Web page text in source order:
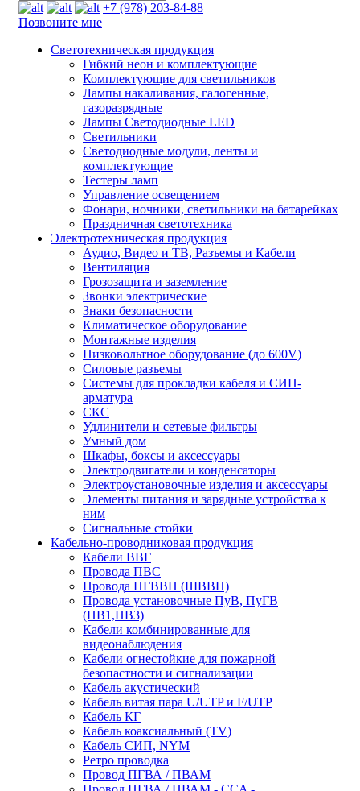
+7 (978) 203-84-88
Позвоните мне
Светотехническая продукция
Гибкий неон и комплектующие
Комплектующие для светильников
Лампы накаливания, галогенные,
газоразрядные
Лампы Светодиодные LED
Светильники
Светодиодные модули, ленты и
комплектующие
Тестеры ламп
Управление освещением
Фонари, ночники, светильники на батарейках
Праздничная светотехника
Электротехническая продукция
Аудио, Видео и ТВ, Разъемы и Кабели
Вентиляция
Грозозащита и заземление
Звонки электрические
Знаки безопасности
Климатическое оборудование
Монтажные изделия
Низковольтное оборудование (до 600V)
Силовые разъемы
Системы для прокладки кабеля и СИП-
арматура
СКС
Удлинители и сетевые фильтры
Умный дом
Шкафы, боксы и аксессуары
Электродвигатели и конденсаторы
Электроустановочные изделия и аксессуары
Элементы питания и зарядные устройства к
ним
Сигнальные стойки
Кабельно-проводниковая продукция
Кабели ВВГ
Провода ПВС
Провода ПГВВП (ШВВП)
Провода установочные ПуВ, ПуГВ
(ПВ1,ПВ3)
Кабели комбинированные для
видеонаблюдения
Кабели огнестойкие для пожарной
безопастности и сигнализации
Кабель акустический
Кабель витая пара U/UTP и F/UTP
Кабель КГ
Кабель коаксиальный (TV)
Кабель СИП, NYM
Ретро проводка
Провод ПГВА / ПВАМ